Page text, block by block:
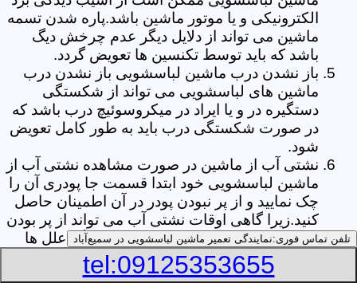
الکترونیکی و یا موتور ماشین باشد.پاره شدن تسمه
ماشین می تواند از دلایل دیگر عدم چرخش دیگ
باشد که باید توسط تکنسین ها تعویض گردد.
باز نشدن درب ماشین لباسشویی باز نشدن درب
ماشین های لباسشویی می تواند از شکستگی
دستگیره در و یا ایراد در میکروسوئیچ درب باشد که
در صورت شکستگی درب باید به طور کامل تعویض
شود.
نشتی آب از ماشین در صورت مشاهده نشتی آب از
ماشین لباسشویی خود ابتدا قسمت جا پودری آن را
چک نمایید و از پر نبودن پودر در آن اطمینان حاصل
کنید.زیرا گاهی اوقات نشتی آب می تواند از پر بودن
بیش از حد جا پودری از پودر باشد.از دیگر علل ها
می توان به پارگی لاستیک دور درب ماشین شلنگ
تخلیه خرطومی زیر دیگ و یا شکستگی دیگ ماشین
تلفن تماس فوری:نمایندگی تعمیر ماشین لباسشویی در سمیع‌آباد
tel:09125353655